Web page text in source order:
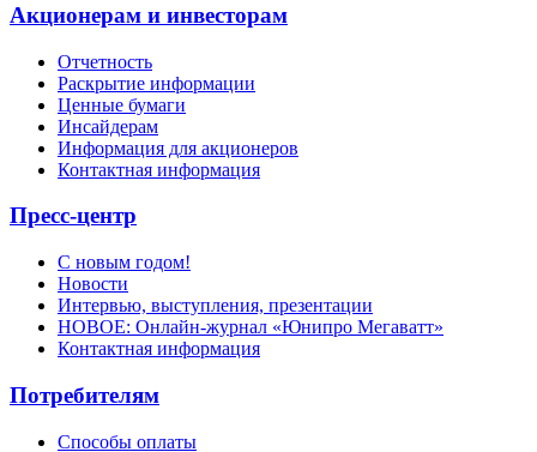
Акционерам и инвесторам
Отчетность
Раскрытие информации
Ценные бумаги
Инсайдерам
Информация для акционеров
Контактная информация
Пресс-центр
С новым годом!
Новости
Интервью, выступления, презентации
НОВОЕ: Онлайн-журнал «Юнипро Мегаватт»
Контактная информация
Потребителям
Способы оплаты